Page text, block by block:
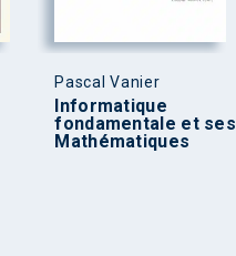
Pascal Vanier
Informatique
fondamentale et ses
Mathématiques